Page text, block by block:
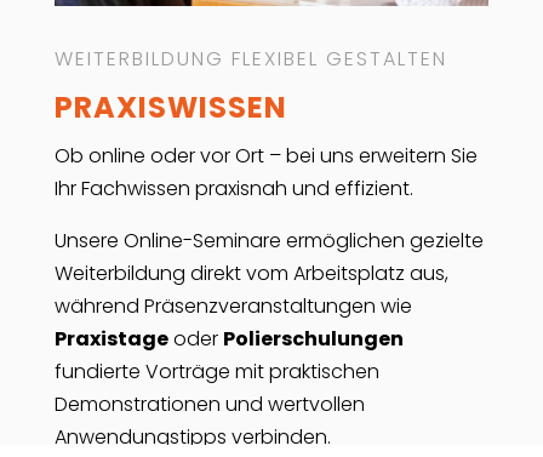
WEITERBILDUNG FLEXIBEL GESTALTEN
PRAXISWISSEN
Ob online oder vor Ort – bei uns erweitern Sie
Ihr Fachwissen praxisnah und effizient.
Unsere Online-Seminare ermöglichen gezielte
Weiterbildung direkt vom Arbeitsplatz aus,
während Präsenzveranstaltungen wie
Praxistageoder Polierschulungen
fundierte Vorträge mit praktischen
Demonstrationen und wertvollen
Anwendungstipps verbinden.